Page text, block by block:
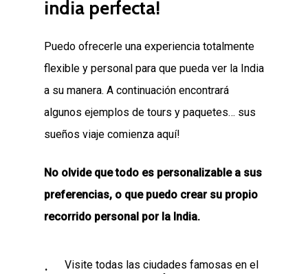
india perfecta!
Puedo ofrecerle una experiencia totalmente
flexible y personal para que pueda ver la India
a su manera. A continuación encontrará
algunos ejemplos de tours y paquetes… sus
sueños viaje comienza aquí!
No olvide que todo es personalizable a sus
preferencias, o que puedo crear su propio
recorrido personal por la India.
Visite todas las ciudades famosas en el